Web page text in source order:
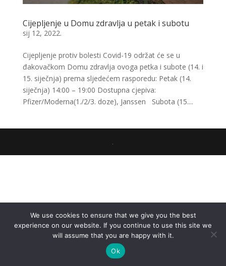
Cijepljenje u Domu zdravlja u petak i subotu
sij 12, 2022.
Cijepljenje protiv bolesti Covid-19 održat će se u
đakovačkom Domu zdravlja ovoga petka i subote (14. i
15. siječnja) prema sljedećem rasporedu: Petak (14.
siječnja) 14:00 – 19:00 Dostupna cjepiva:
Pfizer/Moderna(1./2/3. doze), Janssen Subota (15....
.
We use cookies to ensure that we give you the best
experience on our website. If you continue to use this site we
will assume that you are happy with it.
Ok